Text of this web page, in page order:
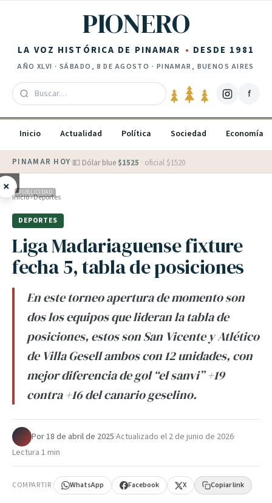
PIONERO
LA VOZ HISTÓRICA DE PINAMAR DESDE 1981
AÑO XLVI · SÁBADO, 8 DE AGOSTO · PINAMAR, BUENOS AIRES
f
Inicio Actualidad Política Sociedad Economía
PINAMAR HOY·💵 Dólar blue $1525 · oficial $1520
× PUBLICIDAD
Inicio›Deportes
DEPORTES
Liga Madariaguense fixture
fecha 5, tabla de posiciones
En este torneo apertura de momento son
dos los equipos que lideran la tabla de
posiciones, estos son San Vicente y Atlético
de Villa Gesell ambos con 12 unidades, con
mejor diferencia de gol “el sanvi” +19
contra +16 del canario geselino.
Por·18 de abril de 2025·Actualizado el 2 de junio de 2026·
Lectura 1 min
COMPARTIR WhatsApp Facebook X Copiar link